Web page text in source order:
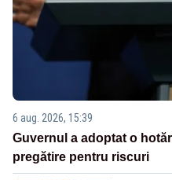
6 aug. 2026, 15:39
Guvernul a adoptat o
pregătire pentru riscuri